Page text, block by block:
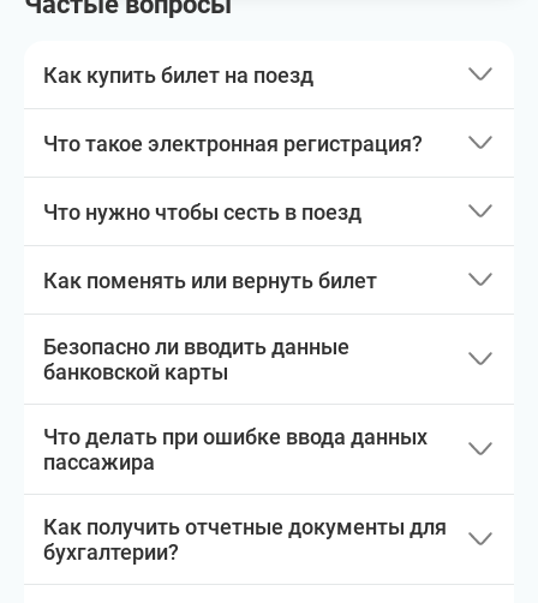
Как купить билет на поезд
Что такое электронная регистрация?
Что нужно чтобы сесть в поезд
Как поменять или вернуть билет
Безопасно ли вводить данные
банковской карты
Что делать при ошибке ввода данных
пассажира
Как получить отчетные документы для
бухгалтерии?